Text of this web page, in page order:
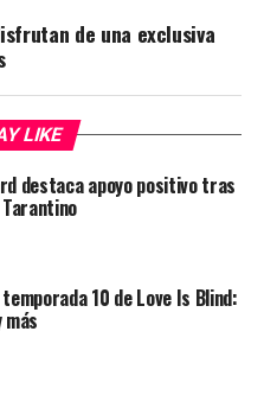
de una exclusiva
LIKE
destaca apoyo positivo tras
10 de Love Is Blind: